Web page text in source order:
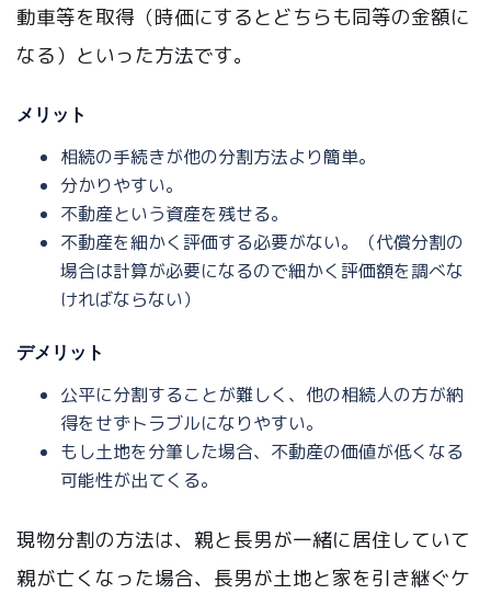
動車等を取得（時価にするとどちらも同等の金額に
なる）といった方法です。
メリット
相続の手続きが他の分割方法より簡単。
分かりやすい。
不動産という資産を残せる。
不動産を細かく評価する必要がない。（代償分割の
場合は計算が必要になるので細かく評価額を調べな
ければならない）
デメリット
公平に分割することが難しく、他の相続人の方が納
得をせずトラブルになりやすい。
もし土地を分筆した場合、不動産の価値が低くなる
可能性が出てくる。
現物分割の方法は、親と長男が一緒に居住していて
親が亡くなった場合、長男が土地と家を引き継ぐケ